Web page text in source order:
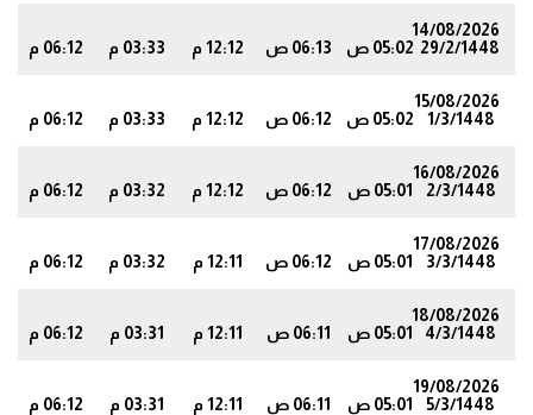
14/08/2026
29/2/1448 05:02 ص 06:13 ص 12:12 م 03:33 م 06:12 م
15/08/2026
1/3/1448
05:02 ص 06:12 ص 12:12 م 03:33 م 06:12 م
16/08/2026
2/3/1448
05:01 ص 06:12 ص 12:12 م 03:32 م 06:12 م
17/08/2026
3/3/1448
05:01 ص 06:12 ص 12:11 م 03:32 م 06:12 م
18/08/2026
4/3/1448
05:01 ص 06:11 ص 12:11 م 03:31 م 06:12 م
19/08/2026
5/3/1448
05:01 ص 06:11 ص 12:11 م 03:31 م 06:12 م